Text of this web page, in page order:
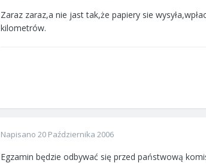
Zaraz zaraz,a nie jast tak,że papiery sie
kilometrów.
Napisano 20 Października 2006
Egzamin będzie odbywać się przed państwową